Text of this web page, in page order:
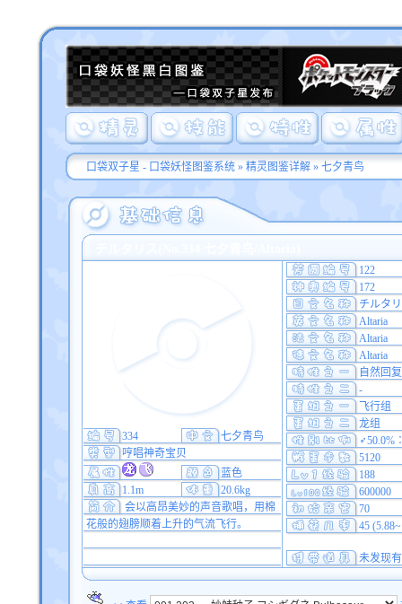
口袋双子星 - 口袋妖怪图鉴系统» 精灵图鉴详解» 七夕青鸟
122
172
チルタ
Altaria
Altaria
Altaria
自然回复
-
飞行组
龙组
5120
188
600000
70
45
未发现
334
七夕青鸟
哼唱神奇宝贝
蓝色
1.1m
20.6kg
会以高昂美妙的声音歌唱，用棉
花般的翅膀顺着上升的气流飞行。